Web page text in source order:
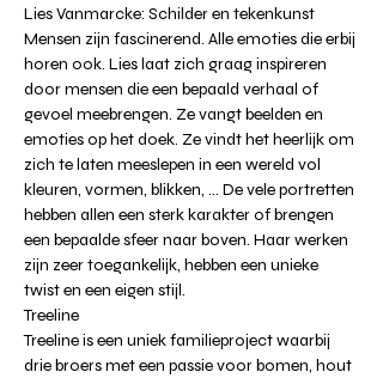
Lies Vanmarcke: Schilder en tekenkunst
Mensen zijn fascinerend. Alle emoties die erbij
horen ook. Lies laat zich graag inspireren
door mensen die een bepaald verhaal of
gevoel meebrengen. Ze vangt beelden en
emoties op het doek. Ze vindt het heerlijk om
zich te laten meeslepen in een wereld vol
kleuren, vormen, blikken, … De vele portretten
hebben allen een sterk karakter of brengen
een bepaalde sfeer naar boven. Haar werken
zijn zeer toegankelijk, hebben een unieke
twist en een eigen stijl.
Treeline
Treeline is een uniek familieproject waarbij
drie broers met een passie voor bomen, hout